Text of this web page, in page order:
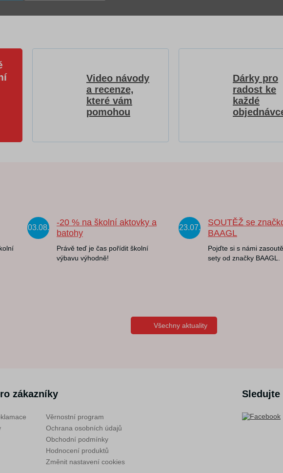
Video návody
a recenze,
které vám
pomohou
Dárky pro
radost ke
každé
03.08.
-20 % na školní aktovky a
batohy
Právě teď je čas pořídit školní
výbavu výhodně!
23.07.
SOUTĚŽ se
BAAGL
Pojďte si s námi
sety od značky BAAGL.
Všechny aktuality
zákazníky
Věrnostní program
Ochrana osobních údajů
Obchodní podmínky
Hodnocení produktů
Změnit nastavení cookies
Sledujte